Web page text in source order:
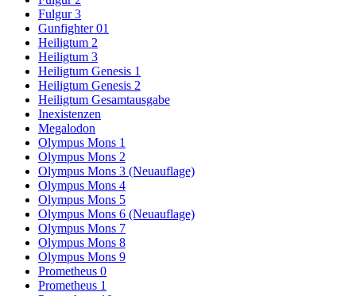
Fulgur 3
Gunfighter 01
Heiligtum 2
Heiligtum 3
Heiligtum Genesis 1
Heiligtum Genesis 2
Heiligtum Gesamtausgabe
Inexistenzen
Megalodon
Olympus Mons 1
Olympus Mons 2
Olympus Mons 3 (Neuauflage)
Olympus Mons 4
Olympus Mons 5
Olympus Mons 6 (Neuauflage)
Olympus Mons 7
Olympus Mons 8
Olympus Mons 9
Prometheus 0
Prometheus 1